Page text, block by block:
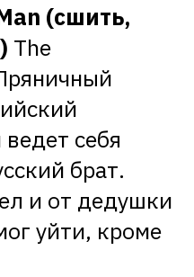
(сшить,
The
себя
брат.
и от дедушки
уйти, кроме